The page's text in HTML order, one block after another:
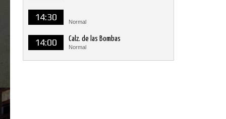
14:30 Normal
14:00 Calz. de las Bombas
Normal